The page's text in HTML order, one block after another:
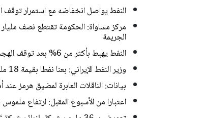
النفط يواصل انخفاضه مع استمرار توقف
مركز مساواة: الحكومة تقتطع نصف
الجريمة
النفط يهبط بأكثر من 6% بعد توقف الهجمات الأمريكية الإيرانية
وزير النفط الإيراني: بعنا نفطا بقيمة 18 مليار دولار خلال الحرب ووقف إطلاق النار
بيانات: الناقلات العابرة لمضيق هرمز
اعتبارا من الأسبوع المقبل: ارتفاع